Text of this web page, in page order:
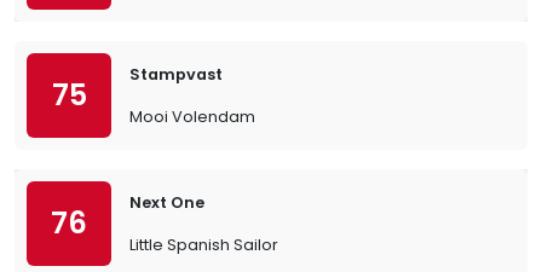
75
Stampvast
Mooi Volendam
76
Next One
Little Spanish Sailor